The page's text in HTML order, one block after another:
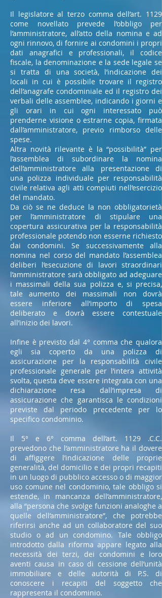
Il legislatore al terzo comma dell’art. 1129
come novellato prevede l’obbligo per
l’amministratore, all’atto della nomina e ad
ogni rinnovo, di fornire ai condomini i propri
dati anagrafici e professionali, il codice
fiscale, la denominazione e la sede legale se
si tratta di una società, l’indicazione dei
locali in cui è possibile trovare il registro
dell’anagrafe condominiale ed il registro dei
verbali delle assemblee, indicando i giorni e
gli orari in cui ogni interessato può
prenderne visione o estrarne copia, firmata
dall’amministratore, previo rimborso delle
spese.
Altra novità rilevante è la “possibilità” per
l’assemblea di subordinare la nomina
dell’amministratore alla presentazione di
una polizza individuale per responsabilità
civile relativa agli atti compiuti nell’esercizio
del mandato.
Da ciò se ne deduce la non obbligatorietà
per l’amministratore di stipulare una
copertura assicurativa per la responsabilità
professionale potendo non esserne richiesto
dai condomini. Se successivamente alla
nomina nel corso del mandato l’assemblea
deliberi l’esecuzione di lavori straordinari
l’amministratore sarà obbligato ad adeguare
i massimali della sua polizza e, si precisa,
tale aumento dei massimali non dovrà
essere inferiore all’importo di spesa
deliberato e dovrà essere contestuale
all’inizio dei lavori.
Infine è previsto dal 4° comma che qualora
egli sia coperto da una polizza di
assicurazione per la responsabilità civile
professionale generale per l’intera attività
svolta, questa deve essere integrata con una
dichiarazione resa dall’impresa di
assicurazione che garantisca le condizioni
previste dal periodo precedente per lo
specifico condominio.
Il 5° e 6° comma dell’art. 1129 .C.C.
prevedono che l’amministratore ha il dovere
di affiggere l’indicazione delle proprie
generalità, del domicilio e dei propri recapiti
in un luogo di pubblico accesso o di maggior
uso comune nel condominio, tale obbligo si
estende, in mancanza dell’amministratore,
alla “persona che svolge funzioni analoghe a
quelle dell’amministratore”, che potrebbe
riferirsi anche ad un collaboratore del suo
studio o ad un condomino. Tale obbligo
introdotto dalla riforma appare legato alla
necessità dei terzi, dei condomini e loro
aventi causa in caso di cessione dell’unità
immobiliare e delle autorità di P.S. di
conoscere i recapiti del soggetto che
rappresenta il condominio.